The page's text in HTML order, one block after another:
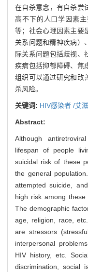
在自杀意念，有自杀尝
高不下的人口学因素
等；社会心理因素主要
关系问题和精神疾病）
际关系问题包括歧视、
疾病包括抑郁障碍、焦
组织可以通过研究和改
杀风险。
关键词: HIV感染者 /艾
Abstract:
Although
lifespan of people
suicidal risk of these
the general
attempted suicide,
high risk among
The demographic
age, religion, race,
are stressors
interpersonal
HIV history, etc.
discrimination, social